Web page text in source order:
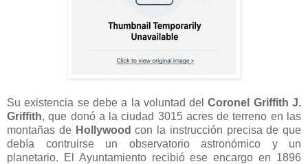
Su existencia se debe a la voluntad delCoronel Griffith J.
Griffith, que donó a la ciudad 3015 acres de terreno en las
montañas de Hollywood con la instrucción precisa de que
debía contruirse un observatorio astronómico y un
planetario. El Ayuntamiento recibió ese encargo en 1896